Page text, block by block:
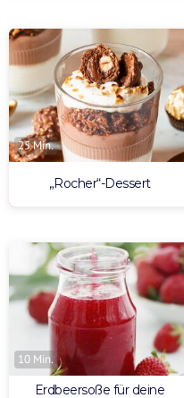
25 Min.
„Rocher“-Dessert
10 Min.
Erdbeersoße für deine